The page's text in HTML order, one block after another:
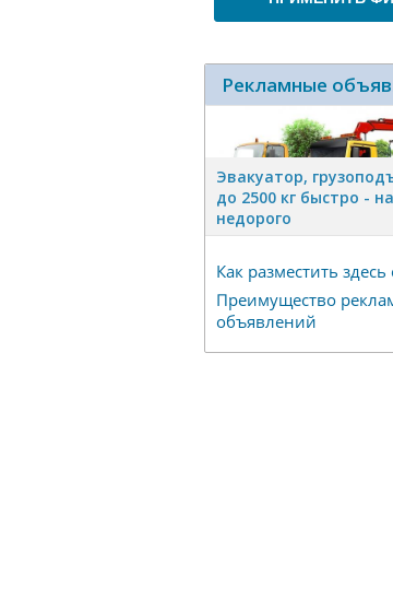
Рекламные
Эвакуатор,
дo 2500 кг быстро -
недорого
Как разместить
Преимущество
объявлений